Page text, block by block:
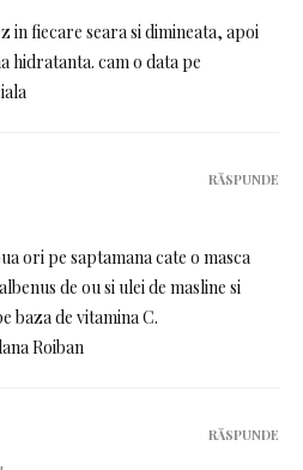
in fiecare seara si dimineata, apoi
hidratanta. cam o data pe
ori pe saptamana cate o masca
de ou si ulei de masline si
baza de vitamina C.
Roiban
RĂSPUNDE
RĂSPUNDE